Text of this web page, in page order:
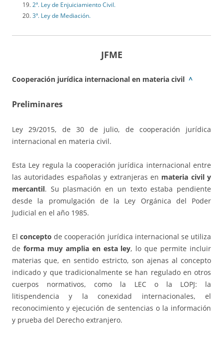
2ª. Ley de Enjuiciamiento Civil.
3ª. Ley de Mediación.
JFME
Cooperación jurídica internacional en materia civil ^
Preliminares
Ley 29/2015, de 30 de julio, de cooperación jurídica
internacional en materia civil.
Esta Ley regula la cooperación jurídica internacional entre
las autoridades españolas y extranjeras en materia civil y
mercantil. Su plasmación en un texto estaba pendiente
desde la promulgación de la Ley Orgánica del Poder
Judicial en el año 1985.
Elconceptode cooperación jurídica internacional se utiliza
de forma muy amplia en esta ley, lo que permite incluir
materias que, en sentido estricto, son ajenas al concepto
indicado y que tradicionalmente se han regulado en otros
cuerpos normativos, como la LEC o la LOPJ: la
litispendencia y la conexidad internacionales, el
reconocimiento y ejecución de sentencias o la información
y prueba del Derecho extranjero.